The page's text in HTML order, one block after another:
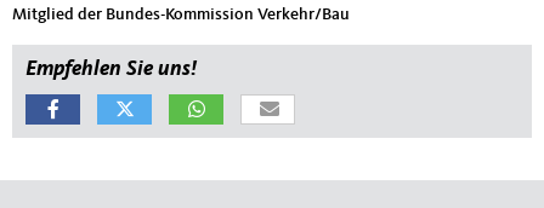
Mitglied der Bundes-Kommission Verkehr/Bau
Empfehlen Sie uns!